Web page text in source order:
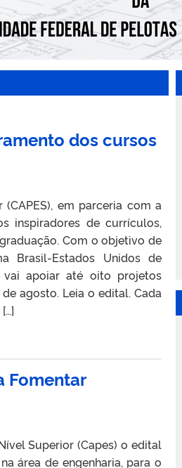
dos cursos
em parceria com a
inspiradores de currículos,
Com o objetivo de
Brasil-Estados Unidos de
vai apoiar até oito projetos
agosto. Leia o edital. Cada
Fomentar
Superior (Capes) o edital
área de engenharia, para o